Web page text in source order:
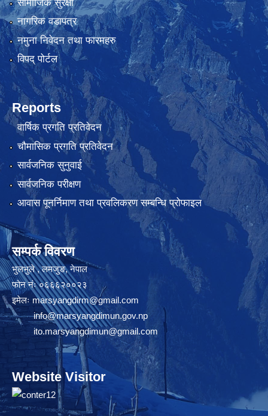
सामाजिक सुरक्षा
नागरिक वडापत्र
नमुना निवेदन तथा फारमहरु
विपद् पोर्टल
Reports
वार्षिक प्रगति प्रतिवेदन
चौमासिक प्रगति प्रतिवेदन
सार्वजनिक सुनुवाई
सार्वजनिक परीक्षण
आवास पूनर्निमाण तथा प्रवलिकरण सम्बन्धि प्रोफाइल
सम्पर्क विवरण
भुलभुले , लमजुङ, नेपाल
फोन नंः ०६६६२००२३
इमेलः marsyangdirm@gmail.com
info@marsyangdimun.gov.np
ito.marsyangdimun@gmail.com
Website Visitor